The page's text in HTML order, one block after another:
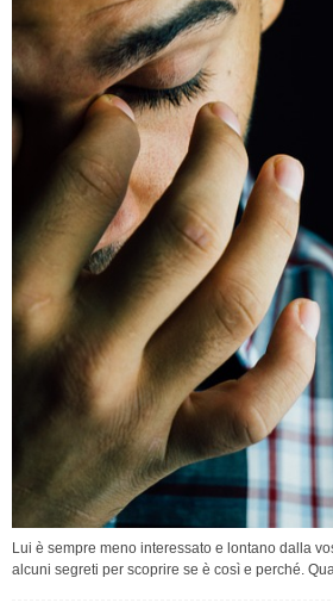
Lui è sempre meno interessato e lontano dalla
alcuni segreti per scoprire se è così e perché.